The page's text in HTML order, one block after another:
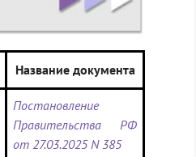
Название документа
Постановление
Правительства РФ
от 27.03.2025 N 385